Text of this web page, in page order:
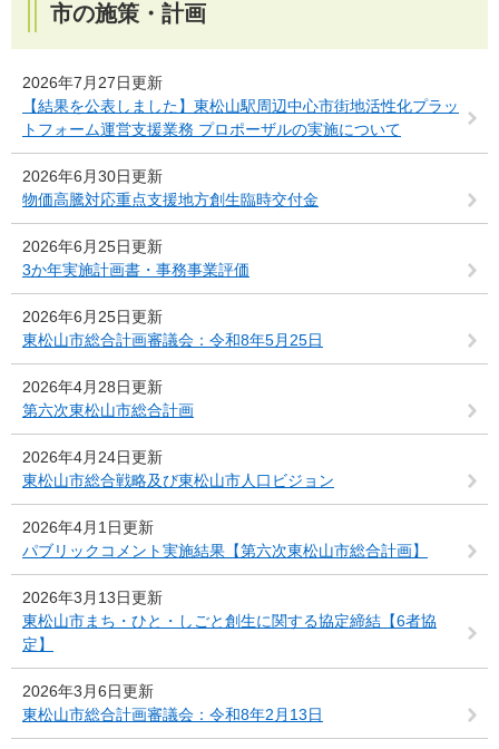
市の施策・計画
2026年7月27日更新
【結果を公表しました】東松山駅周辺中心市街地活性化プラッ
トフォーム運営支援業務 プロポーザルの実施について
2026年6月30日更新
物価高騰対応重点支援地方創生臨時交付金
2026年6月25日更新
3か年実施計画書・事務事業評価
2026年6月25日更新
東松山市総合計画審議会：令和8年5月25日
2026年4月28日更新
第六次東松山市総合計画
2026年4月24日更新
東松山市総合戦略及び東松山市人口ビジョン
2026年4月1日更新
パブリックコメント実施結果【第六次東松山市総合計画】
2026年3月13日更新
東松山市まち・ひと・しごと創生に関する協定締結【6者協
定】
2026年3月6日更新
東松山市総合計画審議会：令和8年2月13日